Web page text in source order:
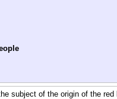
subject of the origin of the red